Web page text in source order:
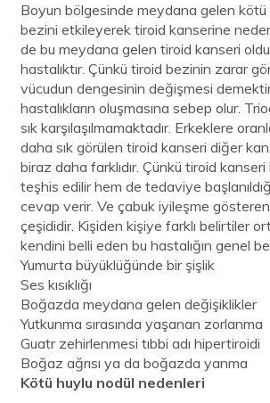
Boyun bölgesinde meydana gelen
bezini etkileyerek tiroid kanserine
de bu meydana gelen tiroid kanseri
hastalıktır. Çünkü tiroid bezinin zarar
vücudun dengesinin değişmesi
hastalıkların oluşmasına sebep olur.
sık karşılaşılmamaktadır. Erkeklere
daha sık görülen tiroid kanseri diğer
biraz daha farklıdır. Çünkü tiroid
teşhis edilir hem de tedaviye
cevap verir. Ve çabuk iyileşme
çeşididir. Kişiden kişiye farklı belirtiler
kendini belli eden bu hastalığın genel
Yumurta büyüklüğünde bir şişlik
Ses kısıklığı
Boğazda meydana gelen değişiklikler
Yutkunma sırasında yaşanan zorlanma
Guatr zehirlenmesi tıbbi adı hipertiroidi
Boğaz ağrısı ya da boğazda yanma
Kötü huylu nodül nedenleri